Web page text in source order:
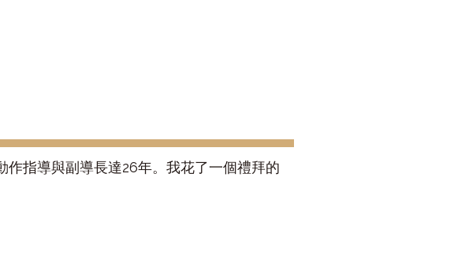
指導與副導長達26年。我花了一個禮拜的